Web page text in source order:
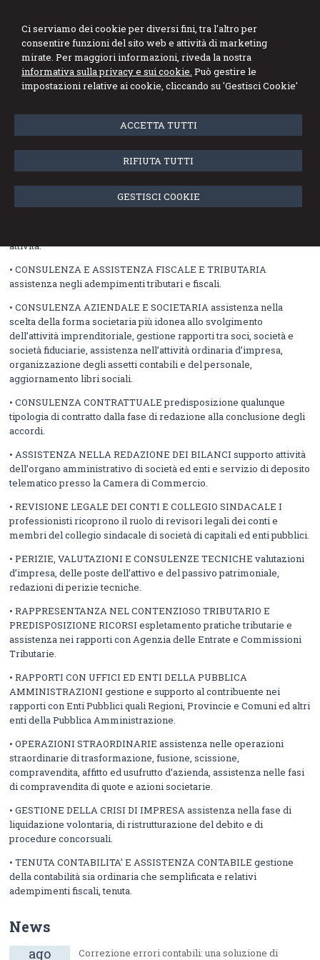
Ci serviamo dei cookie per diversi fini, tra l'altro per
consentire funzioni del sito web e attività di marketing
mirate. Per maggiori informazioni, riveda la nostra
informativa sulla privacy e sui cookie. Può gestire le
impostazioni relative ai cookie, cliccando su 'Gestisci Cookie'
ACCETTA TUTTI
RIFIUTA TUTTI
GESTISCI COOKIE
Studio Gatti Mortarino
Piazzano & Associati
• DICHIARAZIONI FISCALI dichiarazione annuale dei redditi di
persone fisiche, società di persone, società di capitali ed enti non
• APERTURA PARTITA IVA E ASSISTENZA NELLA
attività.
• CONSULENZA E ASSISTENZA FISCALE E TRIBUTARIA
assistenza negli adempimenti tributari e fiscali.
• CONSULENZA AZIENDALE E SOCIETARIA assistenza nella
scelta della forma societaria più idonea allo svolgimento
dell’attività imprenditoriale, gestione rapporti tra soci, società e
società fiduciarie, assistenza nell’attività ordinaria d’impresa,
organizzazione degli assetti contabili e del personale,
aggiornamento libri sociali.
• CONSULENZA CONTRATTUALE predisposizione qualunque
tipologia di contratto dalla fase di redazione alla conclusione degli
accordi.
• ASSISTENZA NELLA REDAZIONE DEI BILANCI supporto attività
dell’organo amministrativo di società ed enti e servizio di deposito
telematico presso la Camera di Commercio.
• REVISIONE LEGALE DEI CONTI E COLLEGIO SINDACALE I
professionisti ricoprono il ruolo di revisori legali dei conti e
membri del collegio sindacale di società di capitali ed enti pubblici.
• PERIZIE, VALUTAZIONI E CONSULENZE TECNICHE valutazioni
d’impresa, delle poste dell’attivo e del passivo patrimoniale,
redazioni di perizie tecniche.
• RAPPRESENTANZA NEL CONTENZIOSO TRIBUTARIO E
PREDISPOSIZIONE RICORSI espletamento pratiche tributarie e
assistenza nei rapporti con Agenzia delle Entrate e Commissioni
Tributarie.
• RAPPORTI CON UFFICI ED ENTI DELLA PUBBLICA
AMMINISTRAZIONI gestione e supporto al contribuente nei
rapporti con Enti Pubblici quali Regioni, Provincie e Comuni ed altri
enti della Pubblica Amministrazione.
• OPERAZIONI STRAORDINARIE assistenza nelle operazioni
straordinarie di trasformazione, fusione, scissione,
compravendita, affitto ed usufrutto d’azienda, assistenza nelle fasi
di compravendita di quote e azioni societarie.
• GESTIONE DELLA CRISI DI IMPRESA assistenza nella fase di
liquidazione volontaria, di ristrutturazione del debito e di
procedure concorsuali.
• TENUTA CONTABILITA’ E ASSISTENZA CONTABILE gestione
della contabilità sia ordinaria che semplificata e relativi
adempimenti fiscali, tenuta.
News
ago Correzione errori contabili: una soluzione di